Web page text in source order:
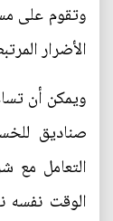
وتقوم على
الأضرار
ويمكن أن
صناديق
التعامل مع
الوقت